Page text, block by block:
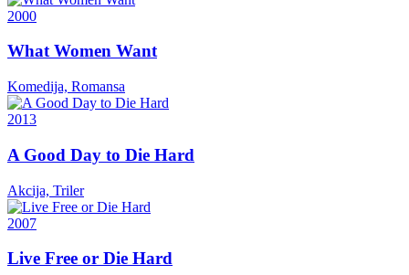
2000
What Women Want
Komedija, Romansa
2013
A Good Day to Die Hard
Akcija, Triler
2007
Live Free or Die Hard